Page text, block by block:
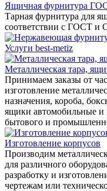
Ящичная фурнитура
Тарная фурнитура для
соответствии с ГОСТ и
Услуги best-metiz
Металлическая тара,
Принимаем заказы от
изготовление
назначения, короба,
ящики автомобильные и
бытового и
Изготовление корпусов
Производим
для различного
разработку и
чертежам или